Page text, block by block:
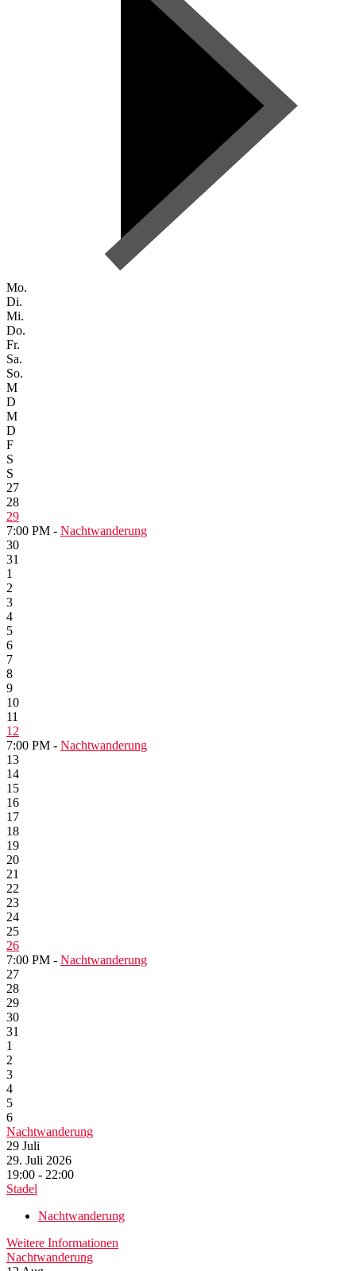
Mo.
Di.
Mi.
Do.
Fr.
Sa.
So.
M
D
M
D
F
S
S
27
28
29
7:00 PM - Nachtwanderung
30
31
1
2
3
4
5
6
7
8
9
10
11
12
7:00 PM - Nachtwanderung
13
14
15
16
17
18
19
20
21
22
23
24
25
26
7:00 PM - Nachtwanderung
27
28
29
30
31
1
2
3
4
5
6
Nachtwanderung
29 Juli
29. Juli 2026
19:00 - 22:00
Stadel
Nachtwanderung
Weitere Informationen
Nachtwanderung